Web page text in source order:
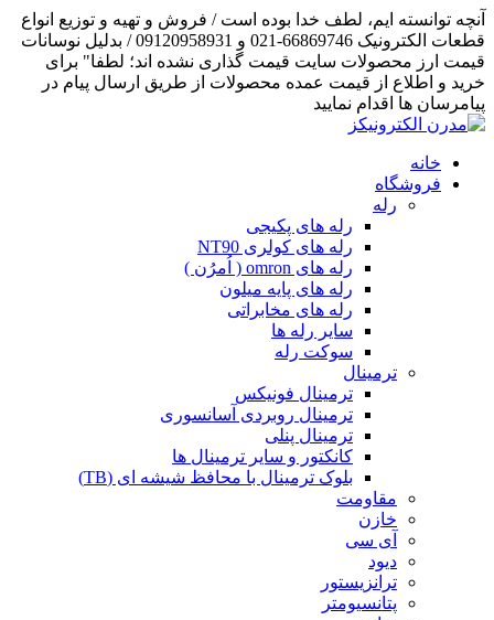
آنچه توانسته ایم، لطف خدا بوده است / فروش و تهیه و توزیع انواع
قطعات الکترونیک 66869746-021 و 09120958931 / بدلیل نوسانات
قیمت ارز محصولات سایت قیمت گذاری نشده اند؛ لطفا" برای
خرید و اطلاع از قیمت عمده محصولات از طریق ارسال پیام در
پیامرسان ها اقدام نمایید
خانه
فروشگاه
رله
رله های پکیجی
رله های کولری NT90
رله های omron ( اُمرُن )
رله های پایه میلون
رله های مخابراتی
سایر رله ها
سوکت رله
ترمینال
ترمینال فونیکس
ترمینال روبردی آسانسوری
ترمینال پنلی
کانکتور و سایر ترمینال ها
بلوک ترمینال با محافظ شیشه ای (TB)
مقاومت
خازن
آی سی
دیود
ترانزیستور
پتانسیومتر